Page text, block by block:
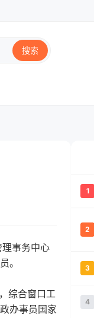
搜索
事务中心
。
综合窗口工
办事员国家
1
2
3
4